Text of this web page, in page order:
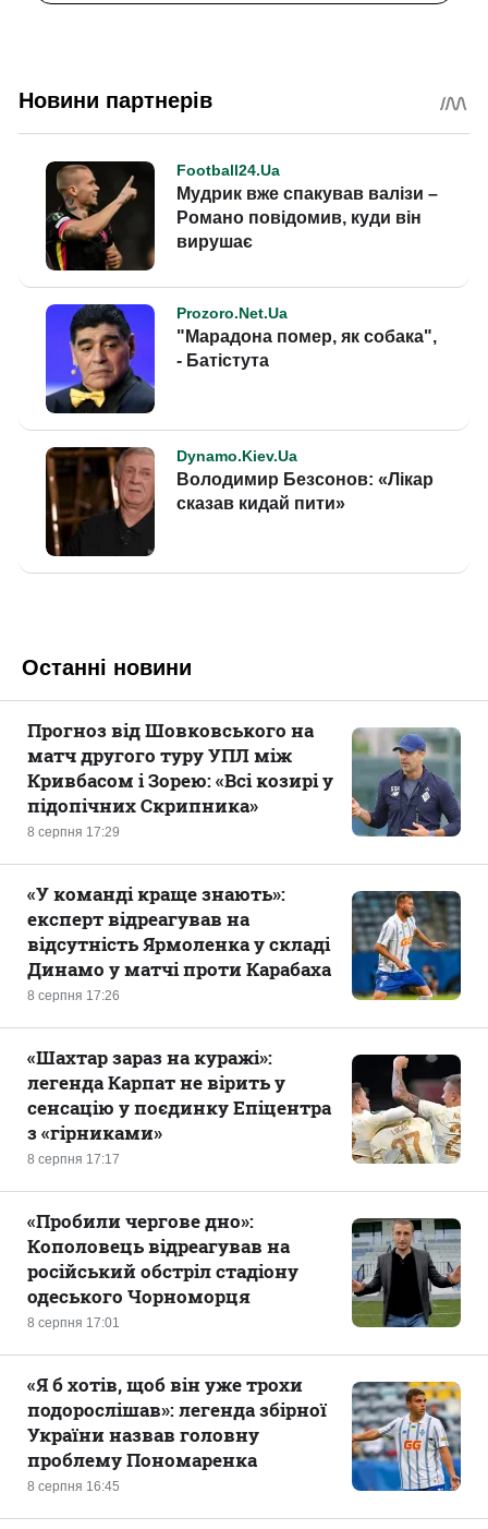
Останні новини
8 серпня 17:29
Прогноз від Шовковського на
матч другого туру УПЛ між
Кривбасом і Зорею: «Всі козирі у
підопічних Скрипника»
8 серпня 17:26
«У команді краще знають»:
експерт відреагував на
відсутність Ярмоленка у складі
Динамо у матчі проти Карабаха
8 серпня 17:17
«Шахтар зараз на куражі»:
легенда Карпат не вірить у
сенсацію у поєдинку Епіцентра
з «гірниками»
8 серпня 17:01
«Пробили чергове дно»:
Кополовець відреагував на
російський обстріл стадіону
одеського Чорноморця
8 серпня 16:45
«Я б хотів, щоб він уже трохи
подорослішав»: легенда збірної
України назвав головну
проблему Пономаренка